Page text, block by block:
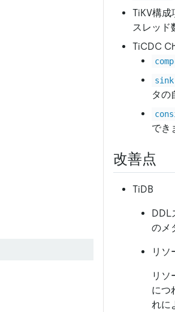
TiKV構成
スレッド
TiCDC
タの
でき
改善点
TiDB
DDL
のメ
リソ
リソ
につ
れに